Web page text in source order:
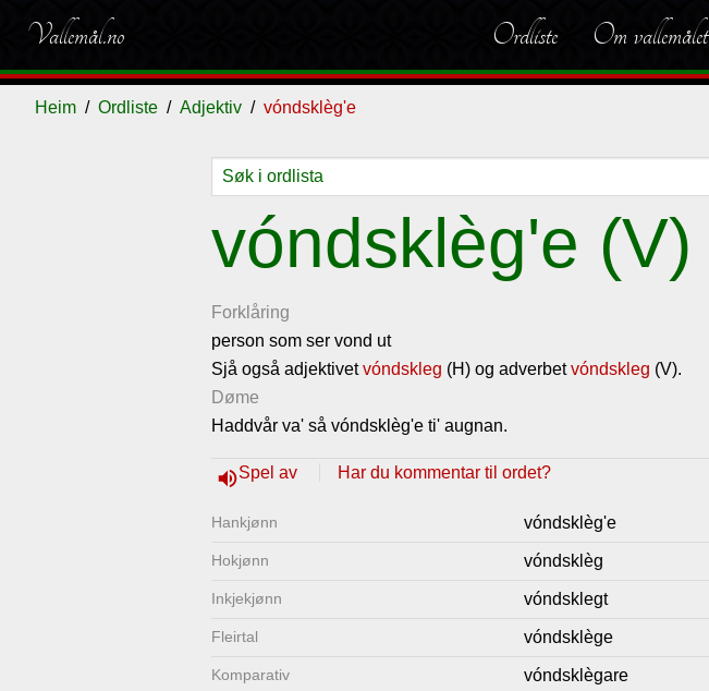
Vallemål.no Ordliste Om vallemålet
Heim Ordliste Adjektiv vóndsklèg'e
vóndsklèg'e (V)
Forklåring
person som ser vond ut
Sjå også adjektivetvóndskleg (H) og adverbetvóndskleg (V).
Døme
Haddvår va' så vóndsklèg'e ti' augnan.
volume_upSpel av Har du kommentar til ordet?
Hankjønn vóndsklèg'e
Hokjønn vóndsklèg
Inkjekjønn vóndsklegt
Fleirtal vóndsklège
Komparativ vóndsklègare